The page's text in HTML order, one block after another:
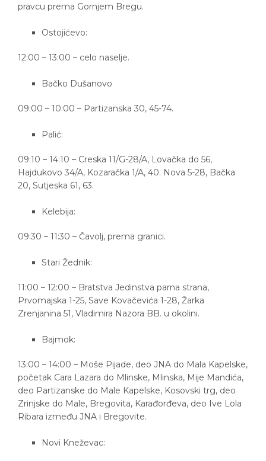
pravcu prema Gornjem Bregu.
Ostojićevo:
12:00 – 13:00 – celo naselje.
Bačko Dušanovo
09:00 – 10:00 – Partizanska 30, 45-74.
Palić:
09:10 – 14:10 – Creska 11/G-28/A, Lovačka do 56,
Hajdukovo 34/A, Kozaračka 1/A, 40. Nova 5-28, Bačka
20, Sutjeska 61, 63.
Kelebija:
09:30 – 11:30 – Čavolj, prema granici.
Stari Žednik:
11:00 – 12:00 – Bratstva Jedinstva parna strana,
Prvomajska 1-25, Save Kovačevića 1-28, Žarka
Zrenjanina 51, Vladimira Nazora BB. u okolini.
Bajmok:
13:00 – 14:00 – Moše Pijade, deo JNA do Mala Kapelske,
početak Cara Lazara do Mlinske, Mlinska, Mije Mandića,
deo Partizanske do Male Kapelske, Kosovski trg, deo
Zrinjske do Male, Bregovita, Karađorđeva, deo Ive Lola
Ribara između JNA i Bregovite.
Novi Kneževac: